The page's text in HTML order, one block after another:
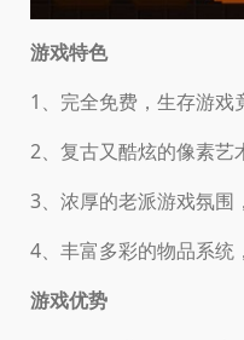
游戏特色
1、完全免费，生存游戏
2、复古又酷炫的像素艺
3、浓厚的老派游戏氛围
4、丰富多彩的物品系统
游戏优势